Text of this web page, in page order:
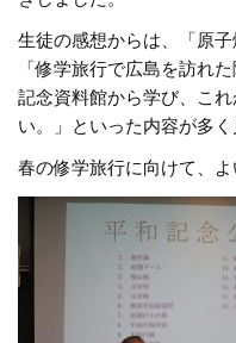
生徒の感想からは、「原
「修学旅行で広島を訪れ
記念資料館から学び、こ
い。」といった内容が多く
春の修学旅行に向けて、よ